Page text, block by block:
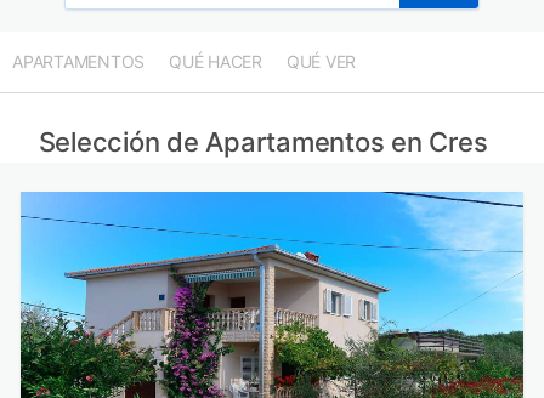
APARTAMENTOS QUÉ HACER QUÉ VER
Selección de Apartamentos en Cres